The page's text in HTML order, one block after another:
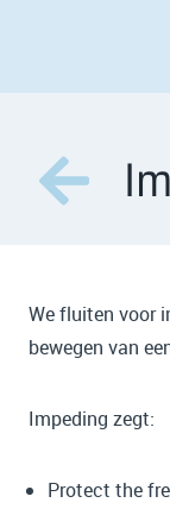
We fluiten voor
bewegen van
Impeding zegt:
Protect the